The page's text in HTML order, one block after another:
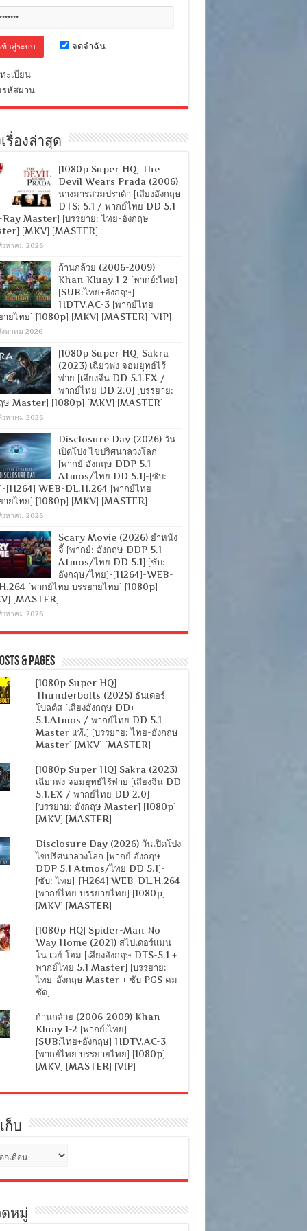
จดจำฉัน
ะเบียน
หัสผ่าน
รื่องล่าสุด
[1080p Super HQ] The
Devil Wears Prada (2006)
นางมารสวมปราด้า [เสียงอังกฤษ
DTS: 5.1 / พากย์ไทย DD 5.1
Master] [บรรยาย: ไทย-อังกฤษ
[MKV] [MASTER]
งหาคม 2026
ก้านกล้วย (2006-2009)
Khan Kluay 1-2 [พากย์:ไทย]
[SUB:ไทย+อังกฤษ]
HDTV.AC-3 [พากย์ไทย
ายไทย] [1080p] [MKV] [MASTER] [VIP]
งหาคม 2026
[1080p Super HQ] Sakra
(2023) เฉียวฟง จอมยุทธ์ไร้
พ่าย [เสียงจีน DD 5.1.EX /
พากย์ไทย DD 2.0] [บรรยาย:
ษ Master] [1080p] [MKV] [MASTER]
งหาคม 2026
Disclosure Day (2026) วัน
เปิดโปง ไขปริศนาลวงโลก
[พากย์ อังกฤษ DDP 5.1
Atmos/ไทย DD 5.1]-[ซับ:
[H264] WEB-DL.H.264 [พากย์ไทย
ายไทย] [1080p] [MKV] [MASTER]
งหาคม 2026
Scary Movie (2026) ยำหนัง
จี้ [พากย์: อังกฤษ DDP 5.1
Atmos/ไทย DD 5.1] [ซับ:
อังกฤษ/ไทย]-[H264]-WEB-
[พากย์ไทย บรรยายไทย] [1080p]
[MASTER]
งหาคม 2026
& Pages
[1080p Super HQ]
Thunderbolts (2025) ธันเดอร์
โบลต์ส [เสียงอังกฤษ DD+
5.1.Atmos / พากย์ไทย DD 5.1
Master แท้.] [บรรยาย: ไทย-อังกฤษ
Master] [MKV] [MASTER]
[1080p Super HQ] Sakra (2023)
เฉียวฟง จอมยุทธ์ไร้พ่าย [เสียงจีน DD
5.1.EX / พากย์ไทย DD 2.0]
[บรรยาย: อังกฤษ Master] [1080p]
[MKV] [MASTER]
Disclosure Day (2026) วันเปิดโปง
ไขปริศนาลวงโลก [พากย์ อังกฤษ
DDP 5.1 Atmos/ไทย DD 5.1]-
[ซับ: ไทย]-[H264] WEB-DL.H.264
[พากย์ไทย บรรยายไทย] [1080p]
[MKV] [MASTER]
[1080p HQ] Spider-Man No
Way Home (2021) สไปเดอร์แมน
โน เวย์ โฮม [เสียงอังกฤษ DTS-5.1 +
พากย์ไทย 5.1 Master] [บรรยาย:
ไทย-อังกฤษ Master + ซับ PGS คม
ชัด]
ก้านกล้วย (2006-2009) Khan
Kluay 1-2 [พากย์:ไทย]
[SUB:ไทย+อังกฤษ] HDTV.AC-3
[พากย์ไทย บรรยายไทย] [1080p]
[MKV] [MASTER] [VIP]
ก็บ
หมู่